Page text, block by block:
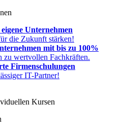
Unternehmen
die Zukunft stärken!
mit bis zu 100%
zu wertvollen Fachkräften.
Firmenschulungen
IT-Partner!
Kursen